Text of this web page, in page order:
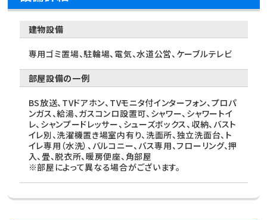
建物設備
専用ゴミ置場、駐輪場、電気、水道公営、ケーブルテレビ
部屋設備の一例
BS放送、TVドアホン、TVモニタ付インターフォン、プロパ
ンガス、給湯、ガスコンロ設置可、シャワー、シャワートイ
レ、シャンプードレッサー、シューズボックス、収納、バスト
イレ別、洗濯機置き場室内有り、洗面所、独立洗面台、ト
イレ専用（水洗）、バルコニー、バス専用、フローリング、押
入、畳、脱衣所、暖房便座、角部屋
※部屋によって異なる場合がございます。